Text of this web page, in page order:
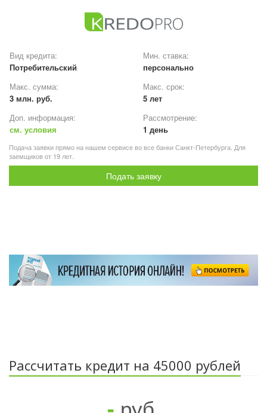
Вид кредита:
Потребительский
Мин. ставка:
персонально
Макс. сумма:
3 млн. руб.
Макс. срок:
5 лет
Доп. информация:
см. условия
Рассмотрение:
1 день
Подача заявки прямо на нашем сервисе во все банки Санкт-Петербурга. Для
заемщиков от 19 лет.
Подать заявку
Рассчитать кредит на 45000 рублей